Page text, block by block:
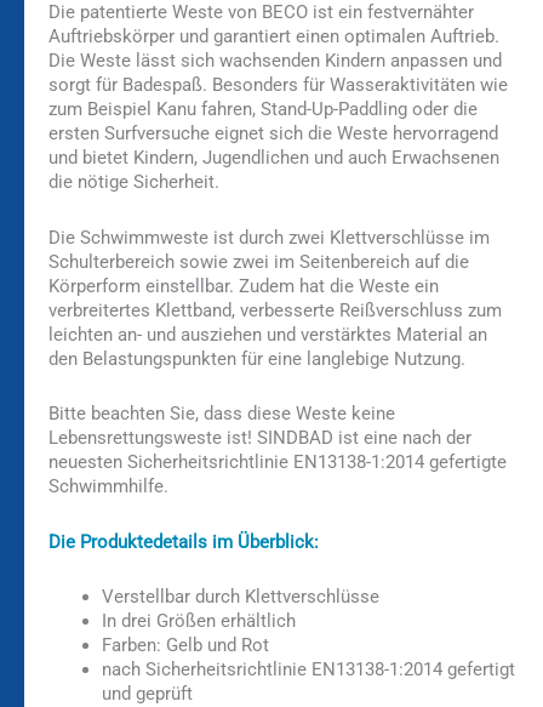
Die patentierte Weste von BECO ist ein festvernähter
Auftriebskörper und garantiert einen optimalen Auftrieb.
Die Weste lässt sich wachsenden Kindern anpassen und
sorgt für Badespaß. Besonders für Wasseraktivitäten wie
zum Beispiel Kanu fahren, Stand-Up-Paddling oder die
ersten Surfversuche eignet sich die Weste hervorragend
und bietet Kindern, Jugendlichen und auch Erwachsenen
die nötige Sicherheit.
Die Schwimmweste ist durch zwei Klettverschlüsse im
Schulterbereich sowie zwei im Seitenbereich auf die
Körperform einstellbar. Zudem hat die Weste ein
verbreitertes Klettband, verbesserte Reißverschluss zum
leichten an- und ausziehen und verstärktes Material an
den Belastungspunkten für eine langlebige Nutzung.
Bitte beachten Sie, dass diese Weste keine
Lebensrettungsweste ist! SINDBAD ist eine nach der
neuesten Sicherheitsrichtlinie EN13138-1:2014 gefertigte
Schwimmhilfe.
Die Produktedetails im Überblick:
Verstellbar durch Klettverschlüsse
In drei Größen erhältlich
Farben: Gelb und Rot
nach Sicherheitsrichtlinie EN13138-1:2014 gefertigt
und geprüft